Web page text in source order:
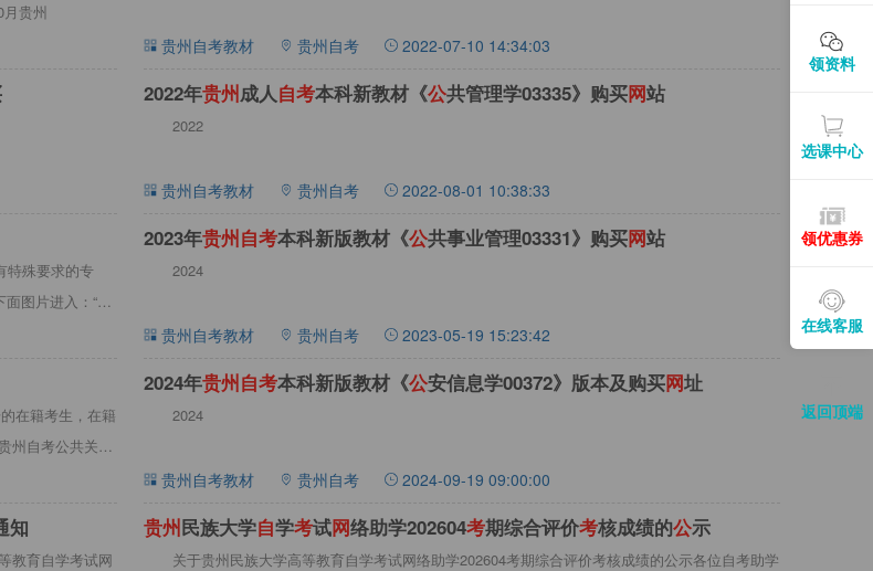
贵州
贵州自考教材 贵州自考 2022-07-10 14:34:03
2022年贵州成人自考本科新教材《公共管理学03335》购买网站
2022
贵州自考教材 贵州自考 2022-08-01 10:38:33
特殊要求的专
图片进入：“贵
2023年贵州自考本科新版教材《公共事业管理03331》购买网站
2024
贵州自考教材 贵州自考 2023-05-19 15:23:42
在籍考生，在籍
州自考公共关系
2024年贵州自考本科新版教材《公安信息学00372》版本及购买网址
2024
贵州自考教材 贵州自考 2024-09-19 09:00:00
知
教育自学考试网
贵州民族大学自学考试网络助学202604考期综合评价考核成绩的公示
关于贵州民族大学高等教育自学考试网络助学202604考期综合评价考核成绩的公示各位自考助学
领资料
选课中心
领优惠券
在线客服
返回顶端